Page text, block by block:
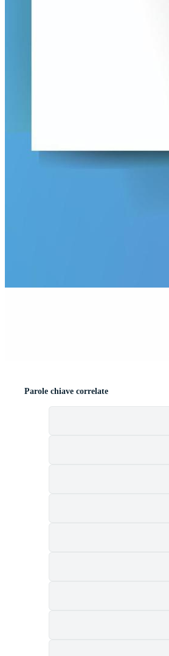
Parole chiave correlate